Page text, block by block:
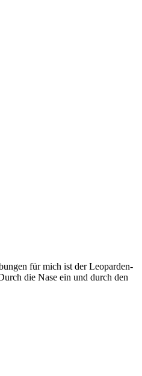
für mich ist der Leoparden-
die Nase ein und durch den